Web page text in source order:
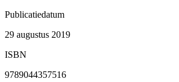
Publicatiedatum
29 augustus 2019
ISBN
9789044357516